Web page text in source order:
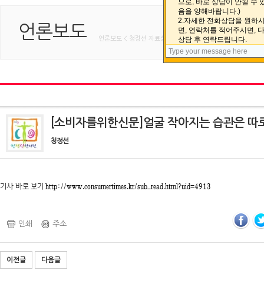
언론보도 언론보도 < 청정선 자료실 < HOME
[소비자를위한신문]얼굴 작아지는 습관은 따
청정선
기사 바로 보기 http://www.consumertimes.kr/sub_read.html?uid=4913
인쇄 주소
이전글 다음글